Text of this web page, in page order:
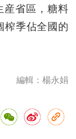
産省區，糖料
榨季佔全國的
編輯：楊永娟